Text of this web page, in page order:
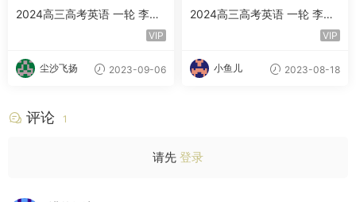
2024高三高考英语 一轮 李辉
VIP
尘沙飞扬 2023-09-06
2024高三高考英语 一轮 李辉
VIP
小鱼儿 2023-08-18
评论 1
请先 登录